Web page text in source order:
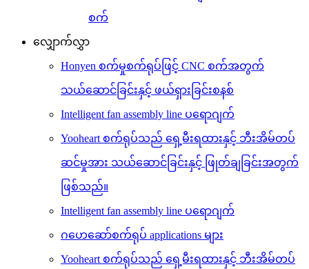
စက်
လျှောက်လွှာ
Honyen စက်မှုစက်ရုပ်ဖြင့် CNC စက်အတွက်
သယ်ဆောင်ခြင်းနှင့် ဖယ်ရှားခြင်းစနစ်
Intelligent fan assembly line ပရောဂျက်
Yooheart စက်ရုပ်သည် ရှေ့မီးရထားနှင့် ဘီးအိမ်တပ်
ဆင်မှုအား သယ်ဆောင်ခြင်းနှင့် ဖြုတ်ချခြင်းအတွက်
ဖြစ်သည်။
Intelligent fan assembly line ပရောဂျက်
ဂဟေဆော်စက်ရုပ် applications များ
Yooheart စက်ရုပ်သည် ရှေ့မီးရထားနှင့် ဘီးအိမ်တပ်